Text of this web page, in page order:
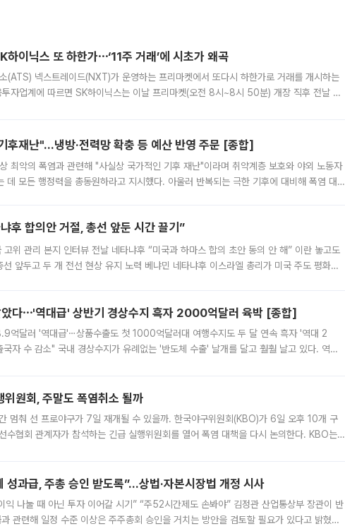
이닉스 또 하한가⋯‘11주 거래’에 시초가 왜곡
(ATS) 넥스트레이드(NXT)가 운영하는 프리마켓에서 또다시 하한가로 거래를 개시하는
자업계에 따르면 SK하이닉스는 이날 프리마켓(오전 8시~8시 50분) 개장 직후 전날 정
후재난"…냉방·전력망 확충 등 예산 반영 주문 [종합]
최악의 폭염과 관련해 "사실상 국가적인 기후 재난"이라며 취약계층 보호와 야외 노동자
데 모든 행정력을 총동원하라고 지시했다. 아울러 반복되는 극한 기후에 대비해 폭염 대응
후 합의안 거절, 총선 앞둔 시간 끌기”
고위 관리 본지 인터뷰 전날 네타냐후 “미국과 하마스 합의 초안 동의 안 해” 이란 놓고도
앞두고 두 개 전선 현상 유지 노력 베냐민 네타냐후 이스라엘 총리가 미국 주도 평화위
았다⋯'역대급' 상반기 경상수지 흑자 2000억달러 육박 [종합]
억달러 '역대급'⋯상품수출도 첫 1000억달러대 여행수지도 두 달 연속 흑자 '역대 2
자 수 감소" 국내 경상수지가 유례없는 '반도체 수출' 날개를 달고 훨훨 날고 있다. 역대
원회, 주말도 폭염취소 될까
멈춰 선 프로야구가 7일 재개될 수 있을까. 한국야구위원회(KBO)가 6일 오후 10개 구
수협회 관계자가 참석하는 긴급 실행위원회를 열어 폭염 대책을 다시 논의한다. KBO는
성과급, 주총 승인 받도록”…상법·자본시장법 개정 시사
익 나눌 때 아닌 투자 이어갈 시기” “주52시간제도 손봐야” 김정관 산업통상부 장관이 반
관련해 일정 수준 이상은 주주총회 승인을 거치는 방안을 검토할 필요가 있다고 밝혔다.